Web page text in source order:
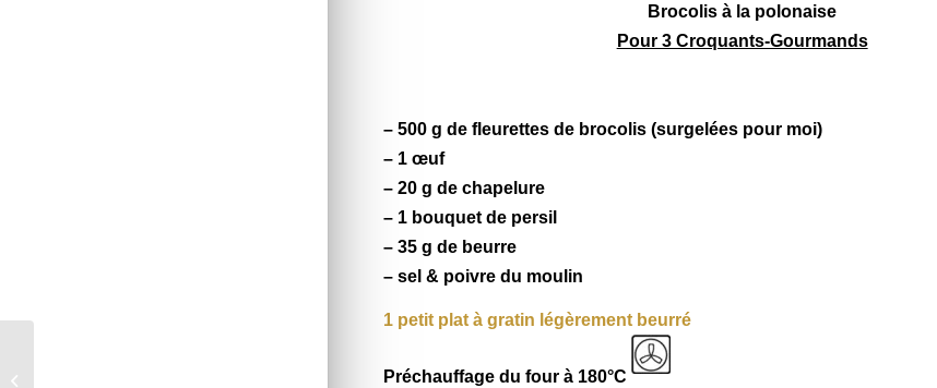
Brocolis à la polonaise
Pour 3 Croquants-Gourmands
– 500 g de fleurettes de brocolis (surgelées pour moi)
– 1 œuf
– 20 g de chapelure
– 1 bouquet de persil
– 35 g de beurre
– sel & poivre du moulin
1 petit plat à gratin légèrement beurré
Préchauffage du four à 180°C